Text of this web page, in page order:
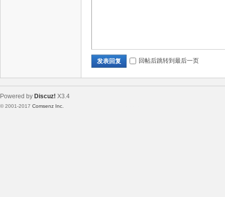
发表回复 回帖后跳转到最后一页
Powered by Discuz! X3.4
© 2001-2017 Comsenz Inc.